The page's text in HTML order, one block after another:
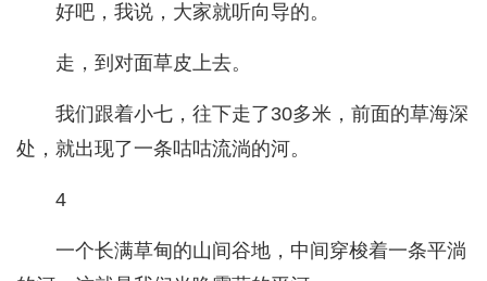
好吧，我说，大家就听向导的。
走，到对面草皮上去。
我们跟着小七，往下走了30多米，前面的草海深
处，就出现了一条咕咕流淌的河。
4
一个长满草甸的山间谷地，中间穿梭着一条平淌